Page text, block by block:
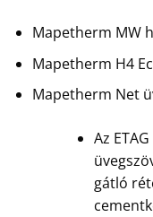
Mapetherm MW
Mapetherm H4
Mapetherm Net
Az
gátló